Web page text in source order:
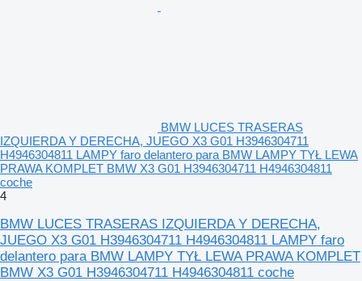
BMW LUCES TRASERAS
IZQUIERDA Y DERECHA, JUEGO X3 G01 H3946304711
H4946304811 LAMPY faro delantero para BMW LAMPY TYŁ LEWA
PRAWA KOMPLET BMW X3 G01 H3946304711 H4946304811
coche
4
BMW LUCES TRASERAS IZQUIERDA Y DERECHA,
JUEGO X3 G01 H3946304711 H4946304811 LAMPY faro
delantero para BMW LAMPY TYŁ LEWA PRAWA KOMPLET
BMW X3 G01 H3946304711 H4946304811 coche